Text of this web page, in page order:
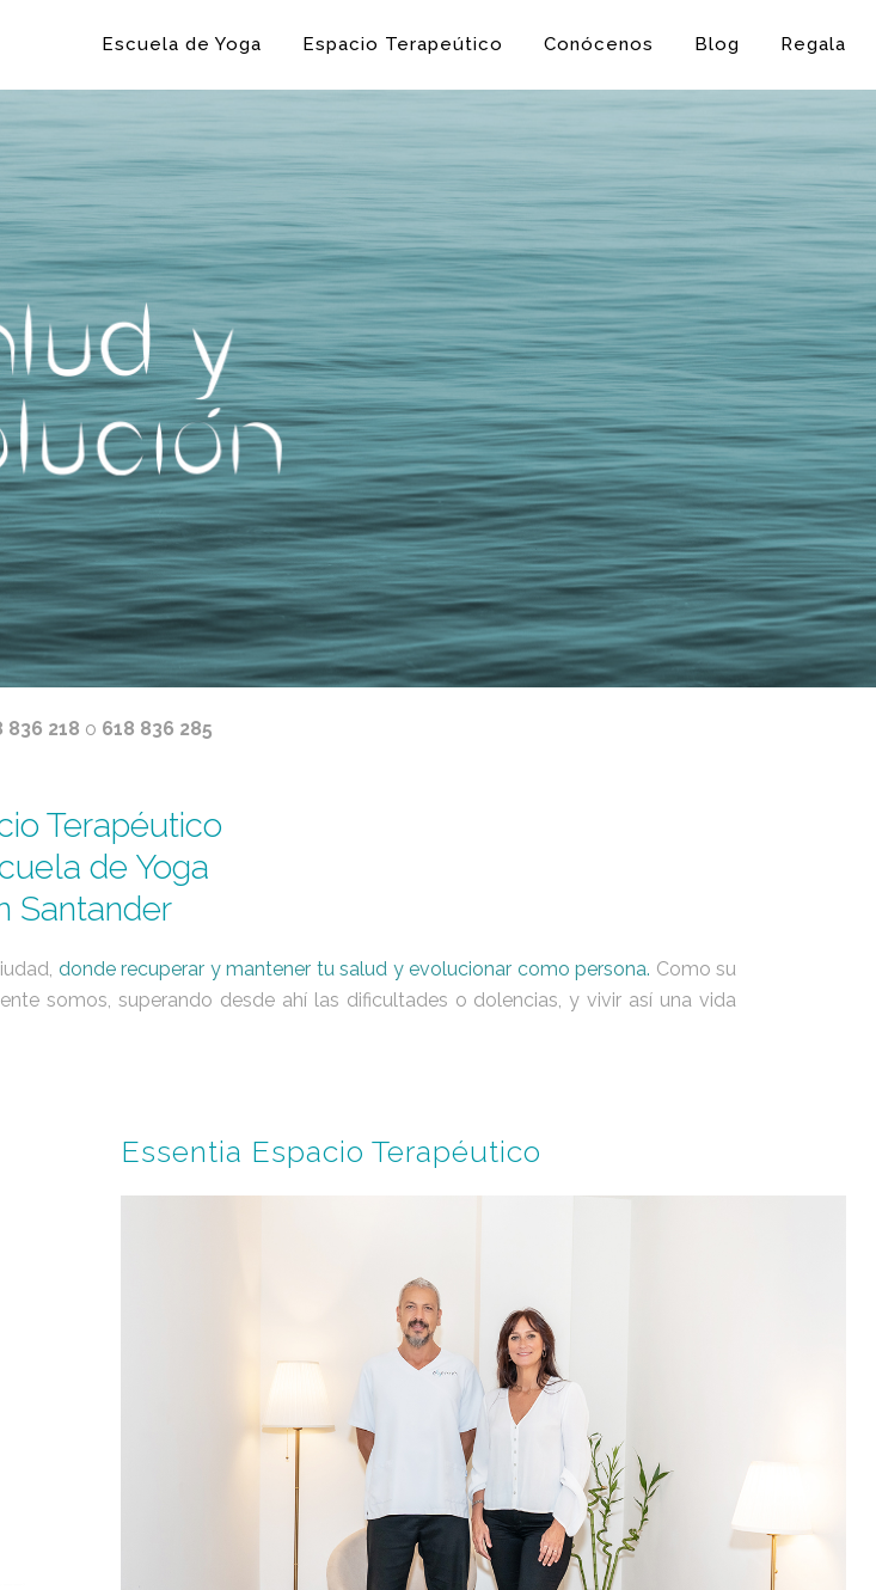
Escuela de Yoga Espacio Terapeútico Conócenos Blog Regala
836 218 o 618 836 285
Terapéutico
de Yoga
Santander
donde recuperar y mantener tu salud y evolucionar como persona. Como su
somos, superando desde ahí las dificultades o dolencias, y vivir así una vida
Essentia Espacio Terapéutico